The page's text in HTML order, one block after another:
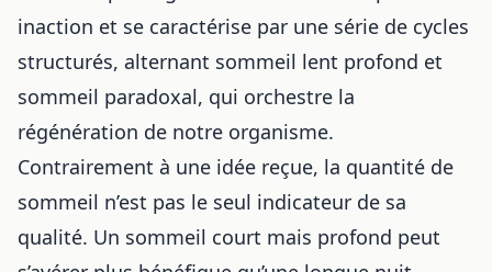
inaction et se caractérise par une série de cycles
structurés, alternant sommeil lent profond et
sommeil paradoxal, qui orchestre la
régénération de notre organisme.
Contrairement à une idée reçue, la quantité de
sommeil n’est pas le seul indicateur de sa
qualité. Un sommeil court mais profond peut